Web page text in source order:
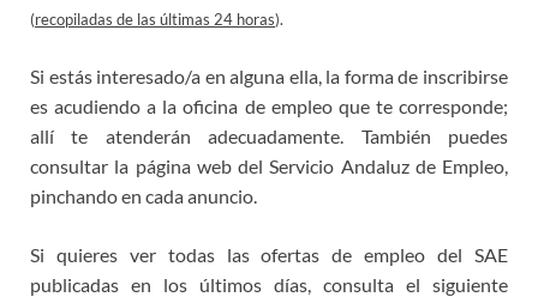
(recopiladas de las últimas 24 horas).
Si estás interesado/a en alguna ella, la forma de inscribirse
es acudiendo a la oficina de empleo que te corresponde;
allí te atenderán adecuadamente. También puedes
consultar la página web del Servicio Andaluz de Empleo,
pinchando en cada anuncio.
Si quieres ver todas las ofertas de empleo del SAE
publicadas en los últimos días, consulta el siguiente